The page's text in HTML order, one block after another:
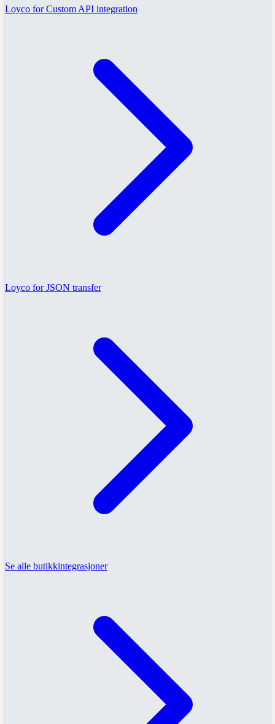
Loyco for Custom API integration
Loyco for JSON transfer
Se alle butikkintegrasjoner